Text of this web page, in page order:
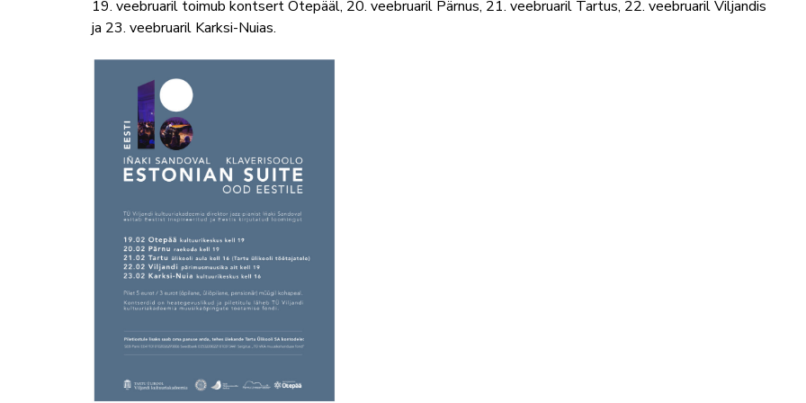
19. veebruaril toimub kontsert Otepääl, 20. veebruaril Pärnus, 21. veebruaril Tartus, 22. veebruaril Viljandis
ja 23. veebruaril Karksi-Nuias.